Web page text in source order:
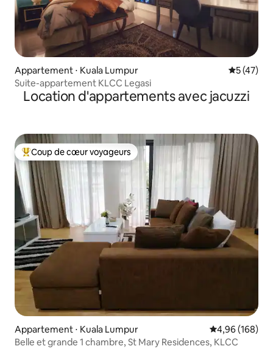
Appartement ⋅ Kuala Lumpur
5 (47)
Suite-appartement KLCC Legasi
Location d'appartements avec jacuzzi
Coups de cœur voyageurs les plus appréciés
Coup de cœur voyageurs
Appartement ⋅ Kuala Lumpur Évaluation
4,96 (168)
Belle et grande 1 chambre, St Mary Residences, KLCC